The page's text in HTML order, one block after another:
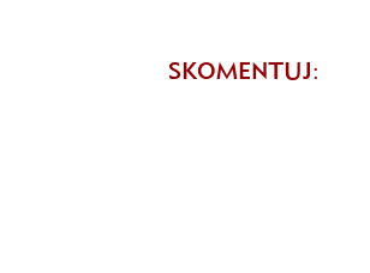
SKOMENTUJ: